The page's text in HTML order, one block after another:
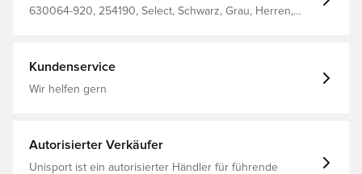
630064-920, 254190, Select, Schwarz, Grau, Herren,
Kundenservice
Wir helfen gern
Autorisierter Verkäufer
Unisport ist ein autorisierter Händler für führende